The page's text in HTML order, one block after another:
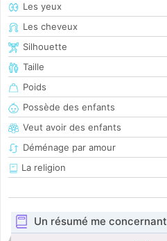
Les yeux
Les cheveux
Silhouette
Taille
Poids
Possède des enfants
Veut avoir des enfants
Déménage par amour
La religion
Un résumé me concernant